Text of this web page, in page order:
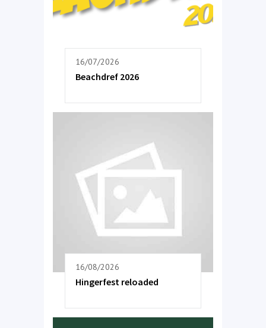
16/07/2026
Beachdref 2026
16/08/2026
Hingerfest reloaded